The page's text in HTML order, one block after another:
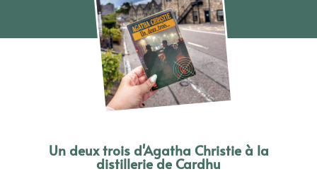
Un deux trois d'Agatha Christie à la
distillerie de Cardhu